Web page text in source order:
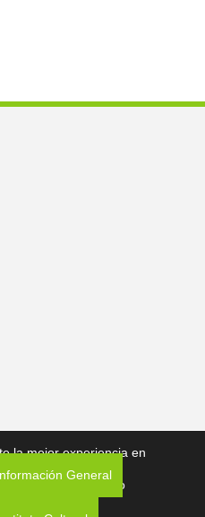
la mejor experiencia en
cookies utilizamos o
General